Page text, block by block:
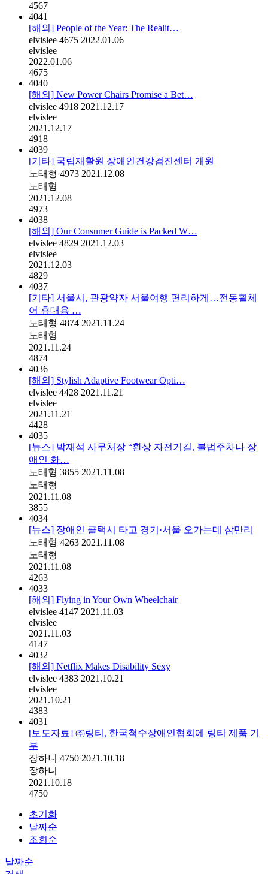
4567
4041
[해외] People of the Year: The Realit…
elvislee 4675 2022.01.06
elvislee
2022.01.06
4675
4040
[해외] New Power Chairs Promise a Bet…
elvislee 4918 2021.12.17
elvislee
2021.12.17
4918
4039
[기타] 국립재활원 장애인건강검진센터 개원
노태형 4973 2021.12.08
노태형
2021.12.08
4973
4038
[해외] Our Consumer Guide is Packed W…
elvislee 4829 2021.12.03
elvislee
2021.12.03
4829
4037
[기타] 서울시, 관광약자 서울여행 편리하게…전동휠체
어 휴대용 …
노태형 4874 2021.11.24
노태형
2021.11.24
4874
4036
[해외] Stylish Adaptive Footwear Opti…
elvislee 4428 2021.11.21
elvislee
2021.11.21
4428
4035
[뉴스] 박재석 사무처장 “환상 자전거길, 불법주차나 장
애인 화…
노태형 3855 2021.11.08
노태형
2021.11.08
3855
4034
[뉴스] 장애인 콜택시 타고 경기·서울 오가는데 삼만리
노태형 4263 2021.11.08
노태형
2021.11.08
4263
4033
[해외] Flying in Your Own Wheelchair
elvislee 4147 2021.11.03
elvislee
2021.11.03
4147
4032
[해외] Netflix Makes Disability Sexy
elvislee 4383 2021.10.21
elvislee
2021.10.21
4383
4031
[보도자료] ㈜링티, 한국척수장애인협회에 링티 제품 기
부
장하니 4750 2021.10.18
장하니
2021.10.18
4750
초기화
날짜순
조회순
날짜순